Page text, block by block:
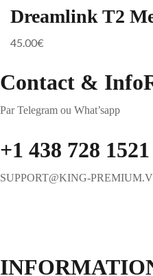
Dreamlink T2
45.00€
Contact &
Par Telegram ou What’sapp
+1 438 728 1521
SUPPORT@KING-